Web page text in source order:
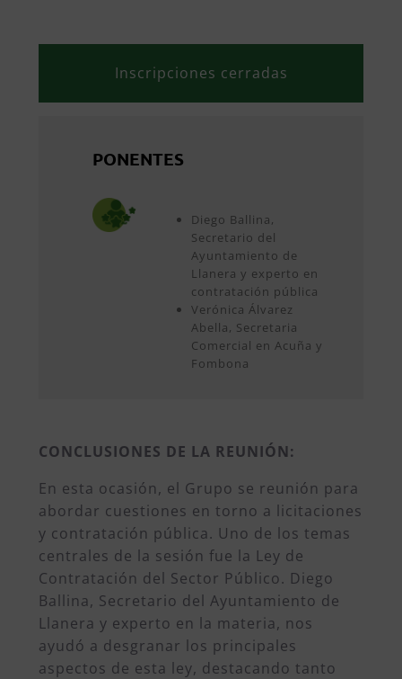
Inscripciones cerradas
PONENTES
Diego Ballina,
Secretario del
Ayuntamiento de
Llanera y experto en
contratación pública
Verónica Álvarez
Abella, Secretaria
Comercial en Acuña y
Fombona
CONCLUSIONES DE LA REUNIÓN:
En esta ocasión, el Grupo se reunión para
abordar cuestiones en torno a licitaciones
y contratación pública. Uno de los temas
centrales de la sesión fue la Ley de
Contratación del Sector Público. Diego
Ballina, Secretario del Ayuntamiento de
Llanera y experto en la materia, nos
ayudó a desgranar los principales
aspectos de esta ley, destacando tanto